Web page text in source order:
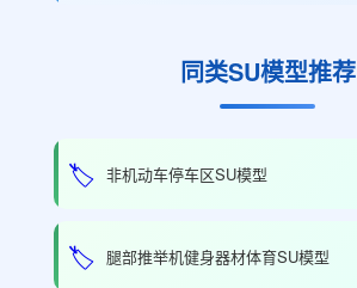
同类SU模型推荐
🏷️ 非机动车停车区SU模型
🏷️ 腿部推举机健身器材体育SU模型